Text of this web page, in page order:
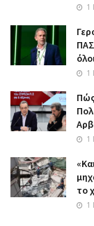
1
1
1
το
1